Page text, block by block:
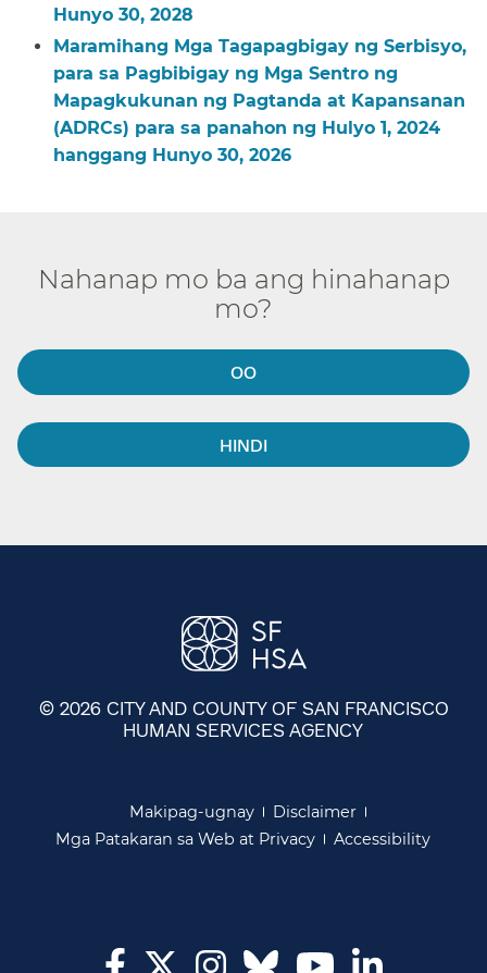
Hunyo 30, 2028​​
Maramihang Mga Tagapagbigay ng Serbisyo,
para sa Pagbibigay ng Mga Sentro ng
Mapagkukunan ng Pagtanda at Kapansanan
(ADRCs) para sa panahon ng Hulyo 1, 2024
hanggang Hunyo 30, 2026​​
Nahanap mo ba ang hinahanap
mo?​​
OO​​
HINDI​​
© 2026 CITY AND COUNTY OF SAN FRANCISCO
HUMAN SERVICES AGENCY
Makipag-ugnay​​
Disclaimer​​
Mga Patakaran sa Web at Privacy​​
Accessibility​​